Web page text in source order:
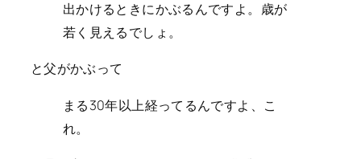
出かけるときにかぶるんですよ。歳が
若く見えるでしょ。
と父がかぶって
まる30年以上経ってるんですよ、こ
れ。